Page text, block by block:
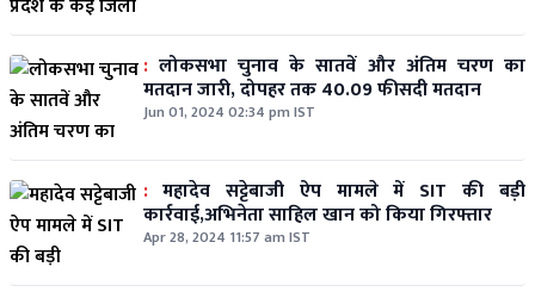
: लोकसभा चुनाव के सातवें और अंतिम चरण का
मतदान जारी, दोपहर तक 40.09 फीसदी मतदान
Jun 01, 2024 02:34 pm IST
: महादेव सट्टेबाजी ऐप मामले में SIT की बड़ी
कार्रवाई,अभिनेता साहिल खान को किया गिरफ्तार
Apr 28, 2024 11:57 am IST